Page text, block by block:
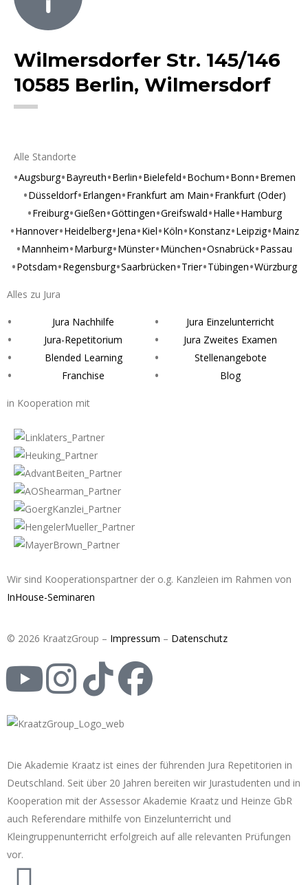
Wilmersdorfer Str. 145/146
10585 Berlin, Wilmersdorf
Alle Standorte
Augsburg Bayreuth Berlin Bielefeld Bochum Bonn Bremen
Düsseldorf Erlangen Frankfurt am Main Frankfurt (Oder)
Freiburg Gießen Göttingen Greifswald Halle Hamburg
Hannover Heidelberg Jena Kiel Köln Konstanz Leipzig Mainz
Mannheim Marburg Münster München Osnabrück Passau
Potsdam Regensburg Saarbrücken Trier Tübingen Würzburg
Alles zu Jura
Jura Nachhilfe
Jura Einzelunterricht
Jura-Repetitorium
Jura Zweites Examen
Blended Learning
Stellenangebote
Franchise
Blog
in Kooperation mit
Wir sind Kooperationspartner der o.g. Kanzleien im Rahmen von
InHouse-Seminaren
© 2026 KraatzGroup – Impressum – Datenschutz
Die Akademie Kraatz ist eines der führenden Jura Repetitorien in
Deutschland. Seit über 20 Jahren bereiten wir Jurastudenten und in
Kooperation mit der Assessor Akademie Kraatz und Heinze GbR
auch Referendare mithilfe von Einzelunterricht und
Kleingruppenunterricht erfolgreich auf alle relevanten Prüfungen
vor.